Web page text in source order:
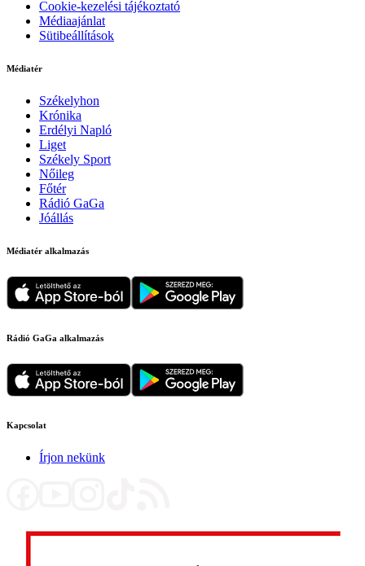
Cookie-kezelési tájékoztató
Médiaajánlat
Sütibeállítások
Médiatér
Székelyhon
Krónika
Erdélyi Napló
Liget
Székely Sport
Nőileg
Főtér
Rádió GaGa
Jóállás
Médiatér alkalmazás
Rádió GaGa alkalmazás
Kapcsolat
Írjon nekünk